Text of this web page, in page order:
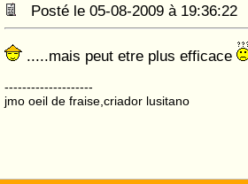
Posté le 05-08-2009 à
.....mais peut etre plus efficace
--------------------
jmo oeil de fraise,criador lusitano